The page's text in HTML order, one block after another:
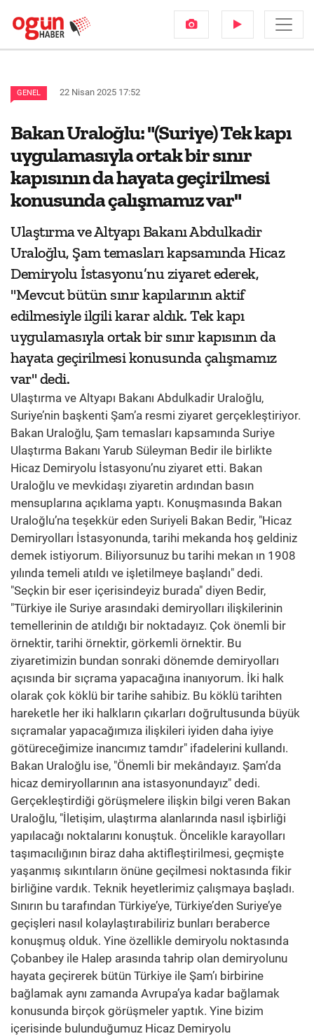
GENEL 22 Nisan 2025 17:52
Bakan Uraloğlu: "(Suriye) Tek kapı
uygulamasıyla ortak bir sınır
kapısının da hayata geçirilmesi
konusunda çalışmamız var"
Ulaştırma ve Altyapı Bakanı Abdulkadir
Uraloğlu, Şam temasları kapsamında Hicaz
Demiryolu İstasyonu’nu ziyaret ederek,
"Mevcut bütün sınır kapılarının aktif
edilmesiyle ilgili karar aldık. Tek kapı
uygulamasıyla ortak bir sınır kapısının da
hayata geçirilmesi konusunda çalışmamız
var" dedi.
Ulaştırma ve Altyapı Bakanı Abdulkadir Uraloğlu,
Suriye’nin başkenti Şam’a resmi ziyaret gerçekleştiriyor.
Bakan Uraloğlu, Şam temasları kapsamında Suriye
Ulaştırma Bakanı Yarub Süleyman Bedir ile birlikte
Hicaz Demiryolu İstasyonu’nu ziyaret etti. Bakan
Uraloğlu ve mevkidaşı ziyaretin ardından basın
mensuplarına açıklama yaptı. Konuşmasında Bakan
Uraloğlu’na teşekkür eden Suriyeli Bakan Bedir, "Hicaz
Demiryolları İstasyonunda, tarihi mekanda hoş geldiniz
demek istiyorum. Biliyorsunuz bu tarihi mekan ın 1908
yılında temeli atıldı ve işletilmeye başlandı" dedi.
"Seçkin bir eser içerisindeyiz burada" diyen Bedir,
"Türkiye ile Suriye arasındaki demiryolları ilişkilerinin
temellerinin de atıldığı bir noktadayız. Çok önemli bir
örnektir, tarihi örnektir, görkemli örnektir. Bu
ziyaretimizin bundan sonraki dönemde demiryolları
açısında bir sıçrama yapacağına inanıyorum. İki halk
olarak çok köklü bir tarihe sahibiz. Bu köklü tarihten
hareketle her iki halkların çıkarları doğrultusunda büyük
sıçramalar yapacağımıza ilişkileri iyiden daha iyiye
götüreceğimize inancımız tamdır" ifadelerini kullandı.
Bakan Uraloğlu ise, "Önemli bir mekândayız. Şam’da
hicaz demiryollarının ana istasyonundayız" dedi.
Gerçekleştirdiği görüşmelere ilişkin bilgi veren Bakan
Uraloğlu, "İletişim, ulaştırma alanlarında nasıl işbirliği
yapılacağı noktalarını konuştuk. Öncelikle karayolları
taşımacılığının biraz daha aktifleştirilmesi, geçmişte
yaşanmış sıkıntıların önüne geçilmesi noktasında fikir
birliğine vardık. Teknik heyetlerimiz çalışmaya başladı.
Sınırın bu tarafından Türkiye’ye, Türkiye’den Suriye’ye
geçişleri nasıl kolaylaştırabiliriz bunları beraberce
konuşmuş olduk. Yine özellikle demiryolu noktasında
Çobanbey ile Halep arasında tahrip olan demiryolunu
hayata geçirerek bütün Türkiye ile Şam’ı birbirine
bağlamak aynı zamanda Avrupa’ya kadar bağlamak
konusunda birçok görüşmeler yaptık. Yine bizim
içerisinde bulunduğumuz Hicaz Demiryolu